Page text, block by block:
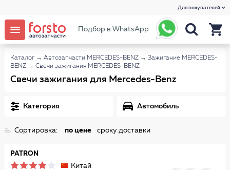
Для покупателей
Подбор в WhatsApp
Каталог → Автозапчасти MERCEDES-BENZ → Зажигание MERCEDES-
BENZ → Свечи зажигания MERCEDES-BENZ
Свечи зажигания для Mercedes-Benz
Категория Автомобиль
Сортировка: по цене сроку доставки
PATRON
Китай